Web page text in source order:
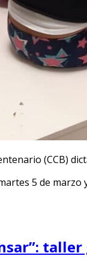
(CCB)
5 de marzo